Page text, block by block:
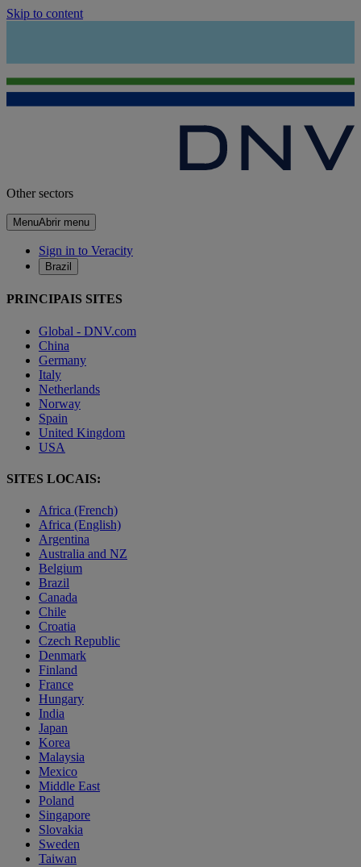
Skip to content
Other sectors
MenuAbrir menu
Sign in to Veracity
Brazil
PRINCIPAIS SITES
Global - DNV.com
China
Germany
Italy
Netherlands
Norway
Spain
United Kingdom
USA
SITES LOCAIS:
Africa (French)
Africa (English)
Argentina
Australia and NZ
Belgium
Brazil
Canada
Chile
Croatia
Czech Republic
Denmark
Finland
France
Hungary
India
Japan
Korea
Malaysia
Mexico
Middle East
Poland
Singapore
Slovakia
Sweden
Taiwan